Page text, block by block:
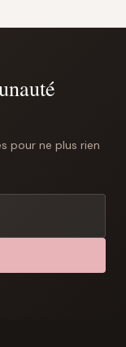
pour ne plus rien